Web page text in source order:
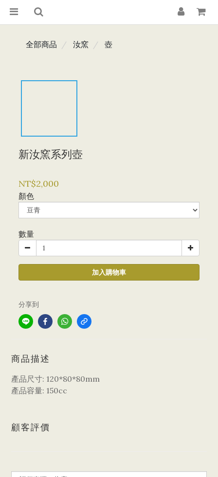
全部商品 汝窯 壺
新汝窯系列壺
NT$2,000
顏色
數量
加入購物車
分享到
商品描述
產品尺寸: 120*80*80mm
產品容量: 150cc
顧客評價